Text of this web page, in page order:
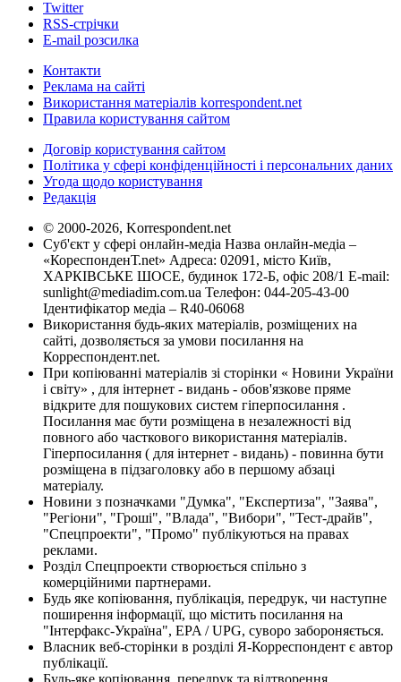
Twitter
RSS-стрічки
E-mail розсилка
Контакти
Реклама на сайті
Використання матеріалів korrespondent.net
Правила користування сайтом
Договір користування сайтом
Політика у сфері конфіденційності і персональних даних
Угода щодо користування
Редакція
© 2000-2026, Korrespondent.net
Суб'єкт у сфері онлайн-медіа Назва онлайн-медіа –
«КореспонденТ.net» Адреса: 02091, місто Київ,
ХАРКІВСЬКЕ ШОСЕ, будинок 172-Б, офіс 208/1 E-mail:
sunlight@mediadim.com.ua Телефон: 044-205-43-00
Ідентифікатор медіа – R40-06068
Використання будь-яких матеріалів, розміщених на
сайті, дозволяється за умови посилання на
Корреспондент.net.
При копіюванні матеріалів зі сторінки « Новини України
і світу» , для інтернет - видань - обов'язкове пряме
відкрите для пошукових систем гіперпосилання .
Посилання має бути розміщена в незалежності від
повного або часткового використання матеріалів.
Гіперпосилання ( для інтернет - видань) - повинна бути
розміщена в підзаголовку або в першому абзаці
матеріалу.
Новини з позначками "Думка", "Експертиза", "Заява",
"Регіони", "Гроші", "Влада", "Вибори", "Тест-драйв",
"Спецпроекти", "Промо" публікуються на правах
реклами.
Розділ Спецпроекти створюється спільно з
комерційними партнерами.
Будь яке копіювання, публікація, передрук, чи наступне
поширення інформації, що містить посилання на
"Інтерфакс-Україна", EPA / UPG, суворо забороняється.
Власник веб-сторінки в розділі Я-Корреспондент є автор
публікації.
Будь-яке копіювання, передрук та відтворення